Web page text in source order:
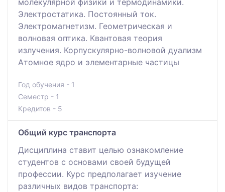
Электростатика. Постоянный ток.
Электромагнетизм. Геометрическая и
волновая оптика. Квантовая теория
излучения. Корпускулярно-волновой дуализм
Атомное ядро и элементарные частицы
Год обучения - 1
Семестр - 1
Кредитов - 5
Общий курс транспорта
Дисциплина ставит целью ознакомление
студентов с основами своей будущей
профессии. Курс предполагает изучение
различных видов транспорта: